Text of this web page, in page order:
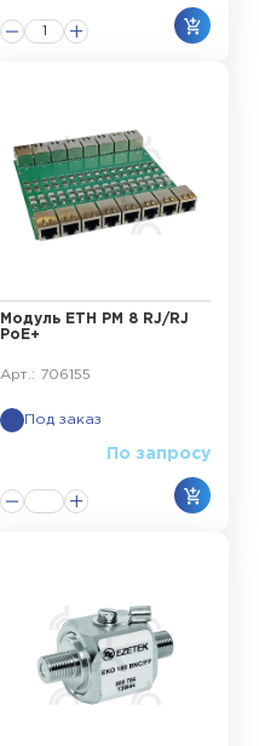
Модуль ЕТН РМ 8 RJ/RJ
PoE+
Арт.: 706155
Под заказ
По запросу